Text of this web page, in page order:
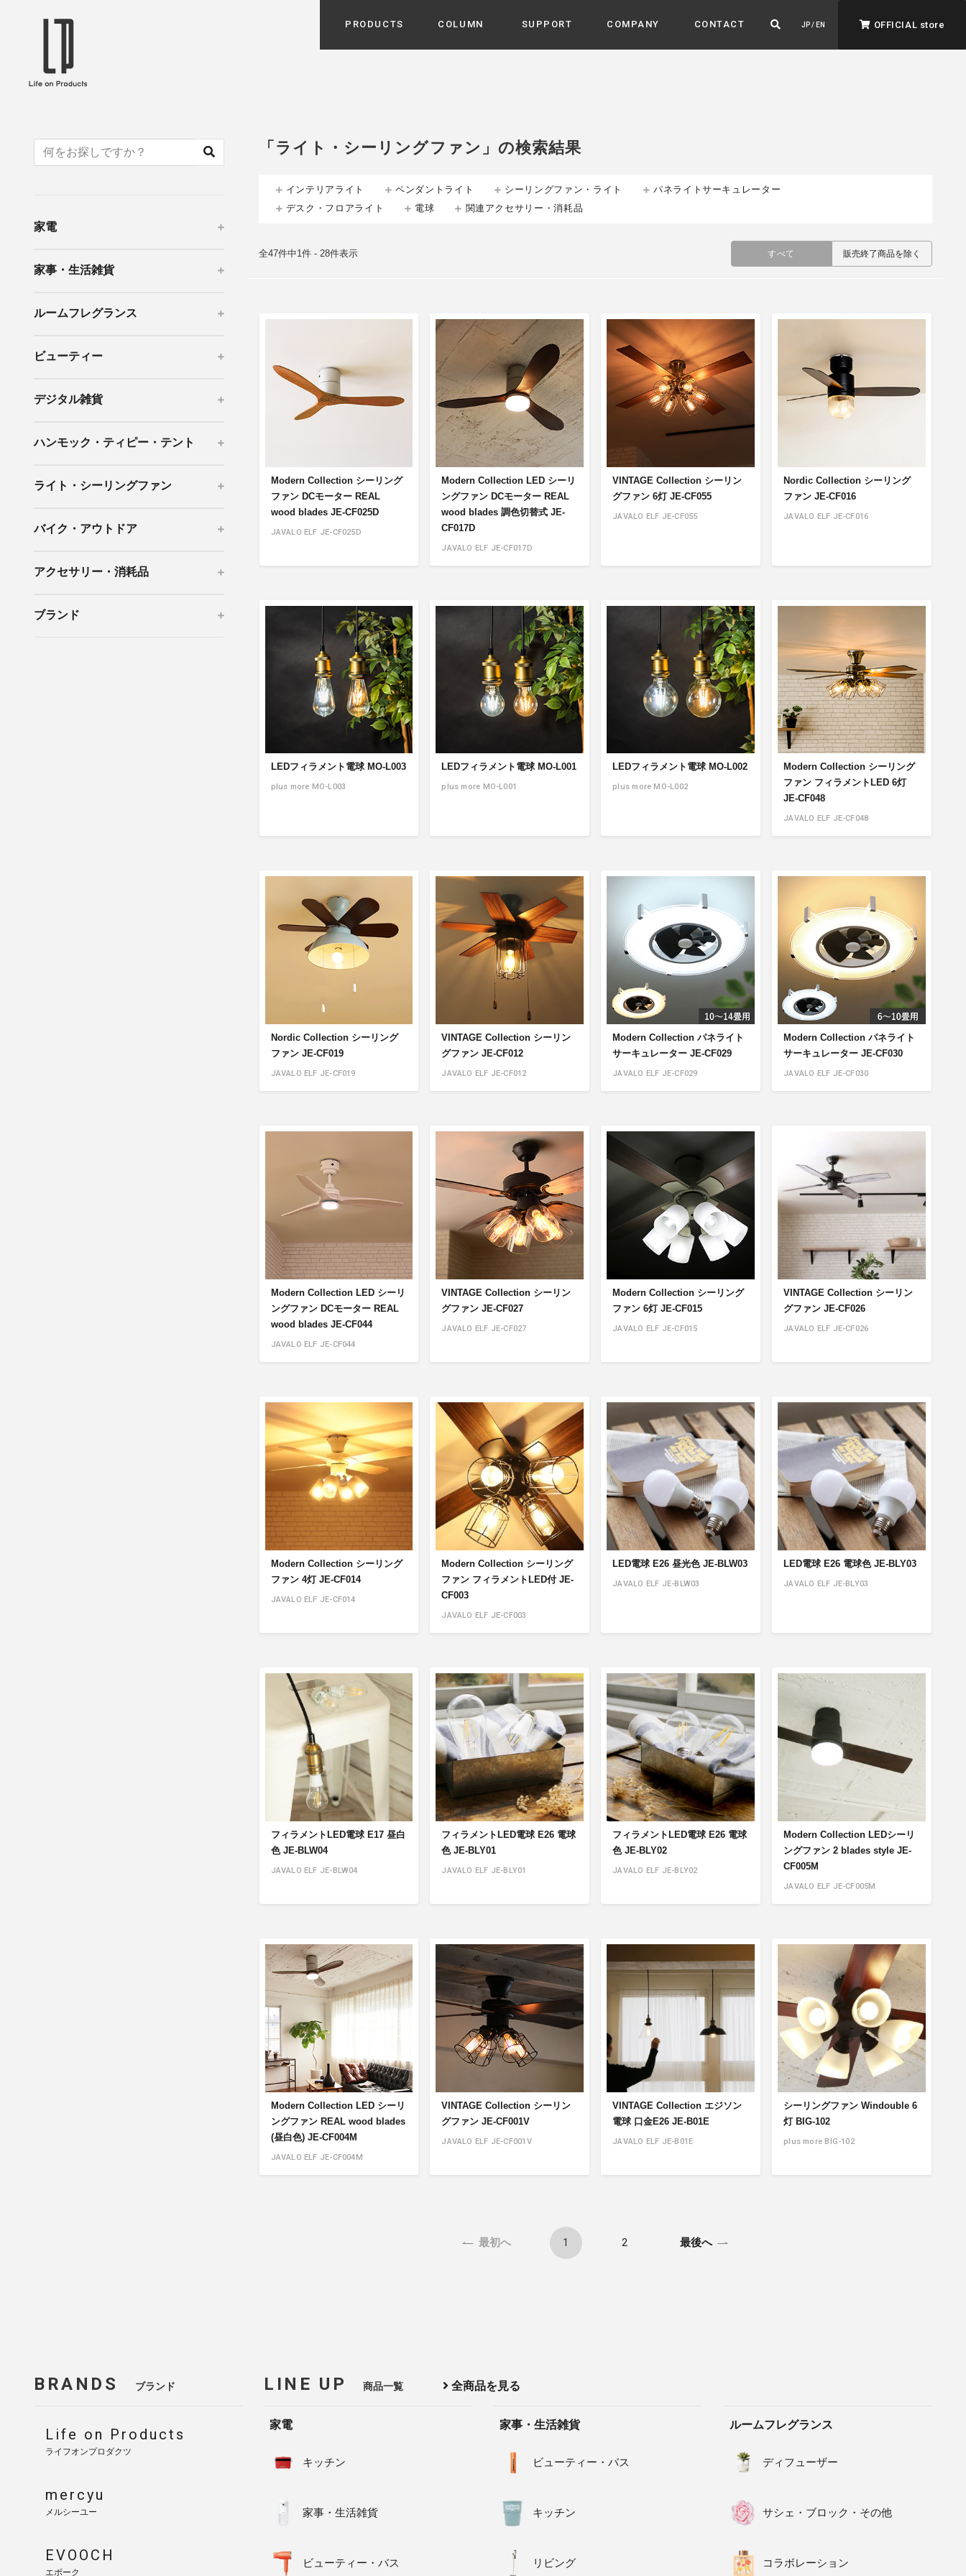
PRODUCTS
EVOOCH RERUU
plus more
キッチン家電 / 加湿器 / ハンディファ
Sifflus
陶器エコ加湿器 etc 美顔器 / 多機能ブラシ / ドライヤー
ビューティー
バイク・アウトドア
アクセサリー・消耗品
ブランド
商品情報TOPへ
全商品一覧を見る
COLUMN SUPPORT COMPANY
Life on Productsについて
MESSAGE PROFILE
SDGs
SDGsへの取り組み
CONTACT JP / EN OFFICIAL store
「ライト・シーリングファン」の検索結果
インテリアライト ペンダントライト シーリングファン・ライト
パネライトサーキュレーター
デスク・フロアライト
電球 関連アクセサリー・消耗品
すべて 販売終了商品を除く
全47件中1件 - 28件表示
Modern Collection シーリング
ファン DCモーター REAL
wood blades JE-CF025D
JAVALO ELF JE-CF025D
Modern Collection LED シーリ
ングファン DCモーター REAL
wood blades 調色切替式 JE-
CF017D
JAVALO ELF JE-CF017D
VINTAGE Collection シーリン
グファン 6灯 JE-CF055
JAVALO ELF JE-CF055
Nordic Collection シーリング
ファン JE-CF016
JAVALO ELF JE-CF016
LEDフィラメント電球 MO-L003
plus more MO-L003
LEDフィラメント電球 MO-L001
plus more MO-L001
LEDフィラメント電球 MO-L002
plus more MO-L002
Modern Collection シーリング
ファン フィラメントLED 6灯
JE-CF048
JAVALO ELF JE-CF048
Nordic Collection シーリング
ファン JE-CF019
JAVALO ELF JE-CF019
VINTAGE Collection シーリン
グファン JE-CF012
JAVALO ELF JE-CF012
Modern Collection パネライト
サーキュレーター JE-CF029
JAVALO ELF JE-CF029
Modern Collection パネライト
サーキュレーター JE-CF030
JAVALO ELF JE-CF030
Modern Collection LED シーリ
ングファン DCモーター REAL
wood blades JE-CF044
JAVALO ELF JE-CF044
VINTAGE Collection シーリン
グファン JE-CF027
JAVALO ELF JE-CF027
Modern Collection シーリング
ファン 6灯 JE-CF015
JAVALO ELF JE-CF015
VINTAGE Collection シーリン
グファン JE-CF026
JAVALO ELF JE-CF026
Modern Collection シーリング
ファン 4灯 JE-CF014
JAVALO ELF JE-CF014
Modern Collection シーリング
ファン フィラメントLED付 JE-
CF003
JAVALO ELF JE-CF003
LED電球 E26 昼光色 JE-BLW03
JAVALO ELF JE-BLW03
LED電球 E26 電球色 JE-BLY03
JAVALO ELF JE-BLY03
フィラメントLED電球 E17 昼白
色 JE-BLW04
JAVALO ELF JE-BLW04
フィラメントLED電球 E26 電球
色 JE-BLY01
JAVALO ELF JE-BLY01
フィラメントLED電球 E26 電球
色 JE-BLY02
JAVALO ELF JE-BLY02
Modern Collection LEDシーリ
ングファン 2 blades style JE-
CF005M
JAVALO ELF JE-CF005M
Modern Collection LED シーリ
ングファン REAL wood blades
(昼白色) JE-CF004M
JAVALO ELF JE-CF004M
VINTAGE Collection シーリン
グファン JE-CF001V
JAVALO ELF JE-CF001V
VINTAGE Collection エジソン
電球 口金E26 JE-B01E
JAVALO ELF JE-B01E
シーリングファン Windouble 6
灯 BIG-102
plus more BIG-102
最初へ 1 2 最後へ
家電
家事・生活雑貨
ルームフレグランス
ビューティー
デジタル雑貨
ハンモック・ティピー・テント
ライト・シーリングファン
バイク・アウトドア
アクセサリー・消耗品
ブランド
BRANDS ブランド
Life on Products
ライフオンプロダクツ
mercyu
メルシーユー
EVOOCH
エボーク
LINE UP 商品一覧 全商品を見る
家電
キッチン
家事・生活雑貨
ビューティー・バス
家事・生活雑貨
ビューティー・バス
キッチン
リビング
ルームフレグランス
ディフューザー
サシェ・ブロック・その他
コラボレーション